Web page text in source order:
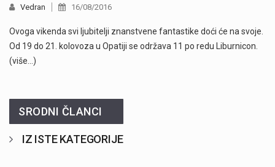
Vedran 16/08/2016
Ovoga vikenda svi ljubitelji znanstvene fantastike doći će na svoje.
Od 19 do 21. kolovoza u Opatiji se održava 11 po redu Liburnicon.
(više…)
SRODNI ČLANCI
IZ ISTE KATEGORIJE